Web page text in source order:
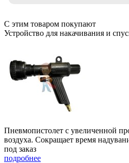
С этим товаром покупают
Устройство для накачивания и
Пневмопистолет с увеличенной
воздуха. Сокращает время
под заказ
подробнее